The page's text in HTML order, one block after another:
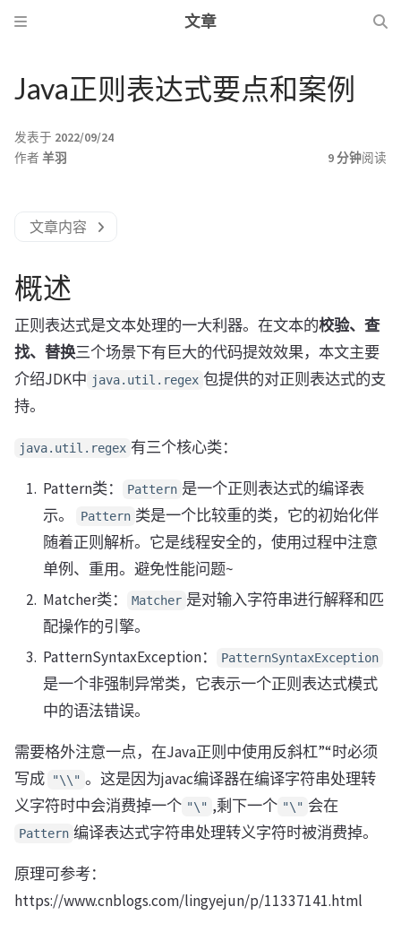
文章
Java正则表达式要点和案例
发表于 2022/09/24
作者 羊羽 9 分钟阅读
文章内容
概述
正则表达式是文本处理的一大利器。在文本的校验、查
找、替换三个场景下有巨大的代码提效效果，本文主要
介绍JDK中 java.util.regex 包提供的对正则表达式的支
持。
java.util.regex 有三个核心类：
Pattern类： Pattern 是一个正则表达式的编译表
示。
Pattern 类是一个比较重的类，它的初始化伴
随着正则解析。它是线程安全的，使用过程中注意
单例、重用。避免性能问题~
Matcher类：
Matcher 是对输入字符串进行解释和匹
配操作的引擎。
PatternSyntaxException：
PatternSyntaxException
是一个非强制异常类，它表示一个正则表达式模式
中的语法错误。
需要格外注意一点，在Java正则中使用反斜杠”“时必须
写成
"\\" 。这是因为javac编译器在编译字符串处理转
义字符时中会消费掉一个 "\" ,剩下一个 "\" 会在
Pattern 编译表达式字符串处理转义字符时被消费掉。
原理可参考：
https://www.cnblogs.com/lingyejun/p/11337141.html